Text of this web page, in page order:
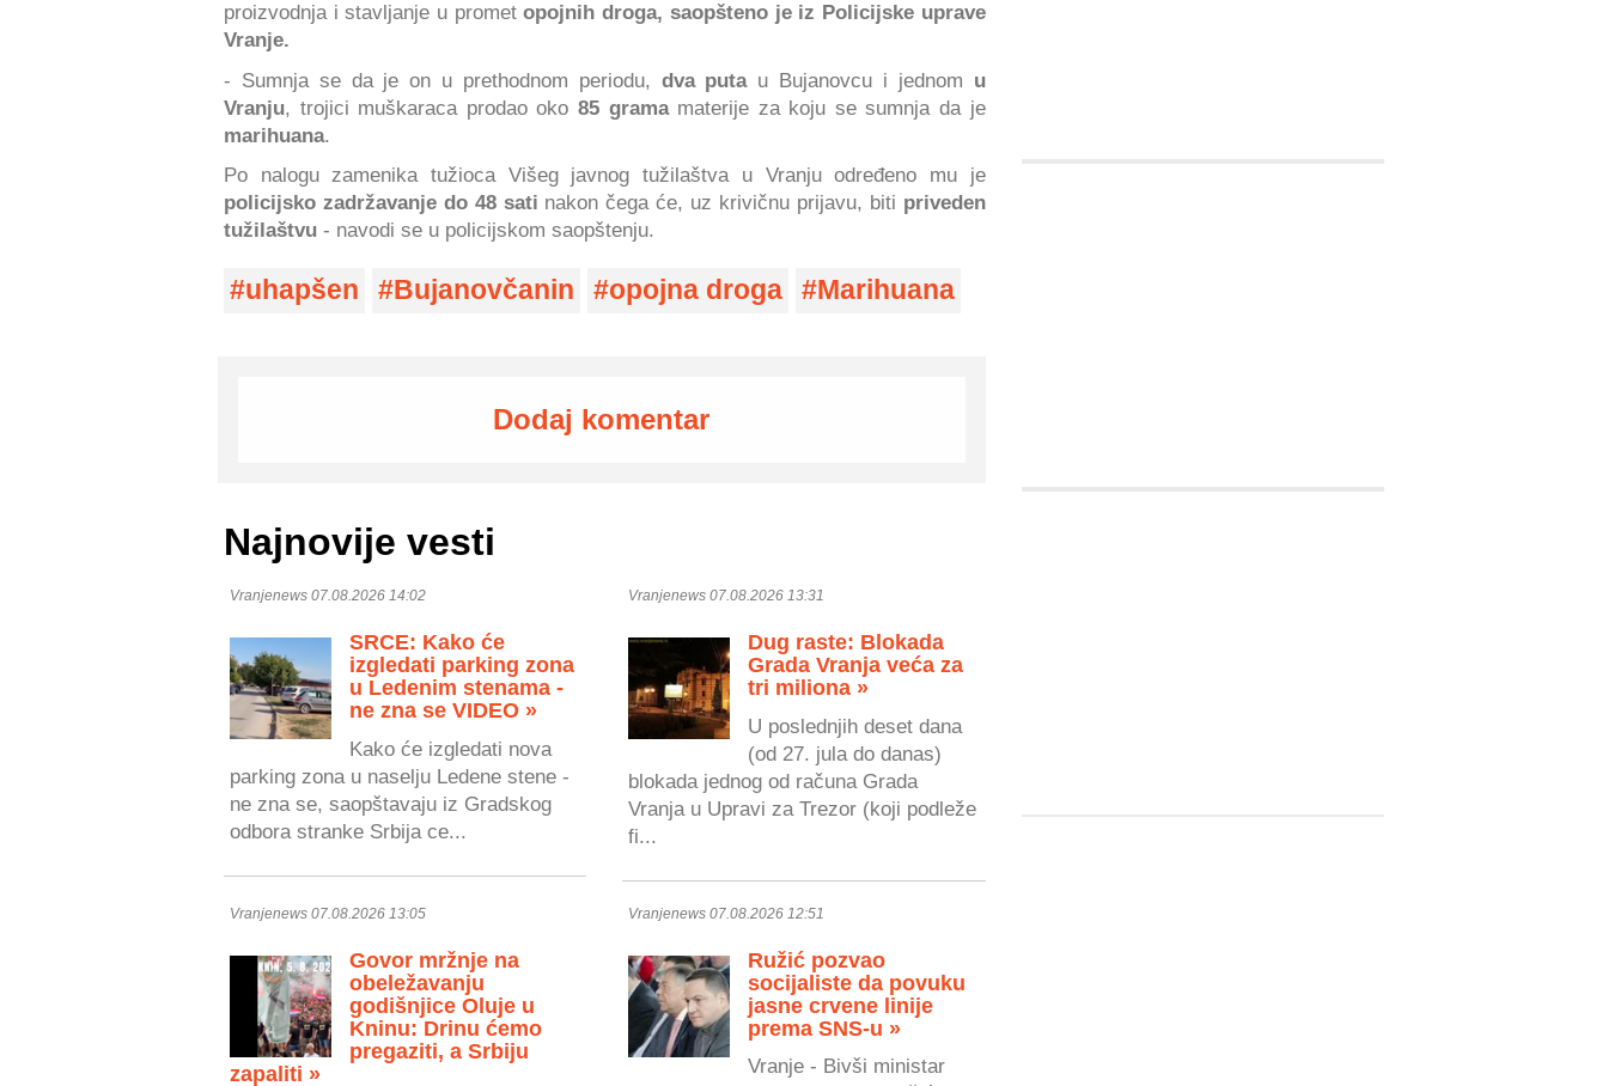
proizvodnja i stavljanje u prometopojnih droga, saopšteno je iz Policijske uprave
Vranje.
- Sumnja se da je on u prethodnom periodu, dva putau Bujanovcu i jednom u
Vranju, trojici muškaraca prodao oko 85 gramamaterije za koju se sumnja da je
marihuana.
Po nalogu zamenika tužioca Višeg javnog tužilaštva u Vranju određeno mu je
policijsko zadržavanje do 48 sati nakon čega će, uz krivičnu prijavu, biti priveden
tužilaštvu - navodi se u policijskom saopštenju.
uhapšen Bujanovčanin opojna droga Marihuana
Dodaj komentar
Najnovije vesti
Vranjenews 07.08.2026 14:02
SRCE: Kako će
izgledati parking zona
u Ledenim stenama -
ne zna se VIDEO »
Kako će izgledati nova
parking zona u naselju Ledene stene -
ne zna se, saopštavaju iz Gradskog
odbora stranke Srbija ce...
Vranjenews 07.08.2026 13:31
Dug raste: Blokada
Grada Vranja veća za
tri miliona »
U poslednjih deset dana
(od 27. jula do danas)
blokada jednog od računa Grada
Vranja u Upravi za Trezor (koji podleže
fi...
Vranjenews 07.08.2026 13:05
Govor mržnje na
obeležavanju
godišnjice Oluje u
Kninu: Drinu ćemo
pregaziti, a Srbiju
zapaliti »
Vranjenews 07.08.2026 12:51
Ružić pozvao
socijaliste da povuku
jasne crvene linije
prema SNS-u »
Vranje - Bivši ministar